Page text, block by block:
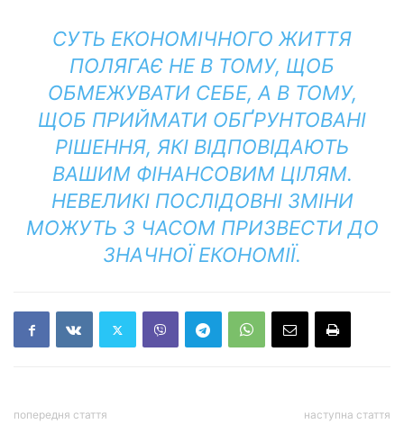
СУТЬ ЕКОНОМІЧНОГО ЖИТТЯ
ПОЛЯГАЄ НЕ В ТОМУ, ЩОБ
ОБМЕЖУВАТИ СЕБЕ, А В ТОМУ,
ЩОБ ПРИЙМАТИ ОБҐРУНТОВАНІ
РІШЕННЯ, ЯКІ ВІДПОВІДАЮТЬ
ВАШИМ ФІНАНСОВИМ ЦІЛЯМ.
НЕВЕЛИКІ ПОСЛІДОВНІ ЗМІНИ
МОЖУТЬ З ЧАСОМ ПРИЗВЕСТИ ДО
ЗНАЧНОЇ ЕКОНОМІЇ.
попередня стаття наступна стаття